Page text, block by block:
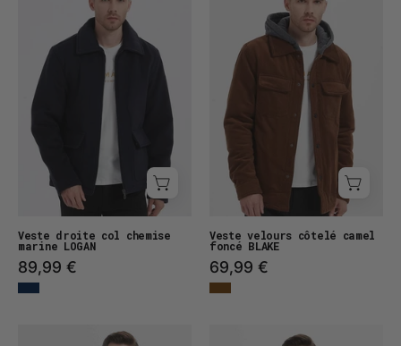
col
chemise
LOGAN
Veste droite col chemise
marine LOGAN
89,99 €
côtelé
BLAKE
Veste velours côtelé camel
foncé BLAKE
69,99 €
Manteau
Manteau